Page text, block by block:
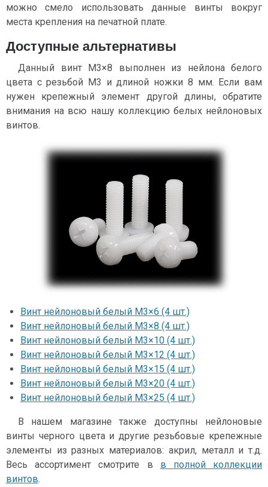
можно смело использовать данные винты вокруг
места крепления на печатной плате.
Доступные альтернативы
Данный винт М3×8 выполнен из нейлона белого
цвета с резьбой М3 и длиной ножки 8 мм. Если вам
нужен крепежный элемент другой длины, обратите
внимания на всю нашу коллекцию белых нейлоновых
винтов.
Винт нейлоновый белый М3×6 (4 шт.)
Винт нейлоновый белый М3×8 (4 шт.)
Винт нейлоновый белый М3×10 (4 шт.)
Винт нейлоновый белый М3×12 (4 шт.)
Винт нейлоновый белый М3×15 (4 шт.)
Винт нейлоновый белый М3×20 (4 шт.)
Винт нейлоновый белый М3×25 (4 шт.)
В нашем магазине также доступны нейлоновые
винты черного цвета и другие резьбовые крепежные
элементы из разных материалов: акрил, металл и т.д.
Весь ассортимент смотрите в в полной коллекции
винтов.